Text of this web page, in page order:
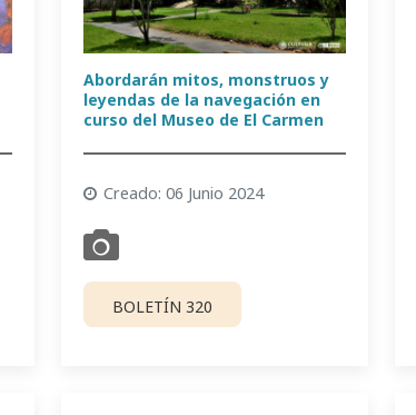
Abordarán mitos, monstruos y
leyendas de la navegación en
curso del Museo de El Carmen
Creado: 06 Junio 2024
BOLETÍN 320